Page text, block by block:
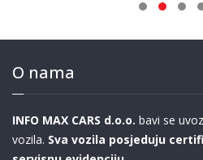
O nama
INFO MAX CARS d.o.o. bavi se
vozila. Sva vozila posjeduju